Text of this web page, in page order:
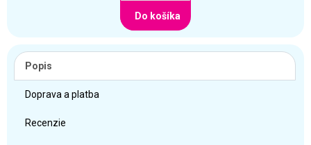
Do košíka
Popis
Doprava a platba
Recenzie